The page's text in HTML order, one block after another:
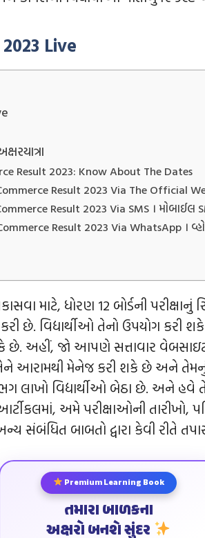
Live
Result 2023: Know About The Dates
Result 2023 Via The Official
Result 2023 Via SMS । મોબાઈલ
Result 2023 Via WhatsApp ।
માટે, ધોરણ 12 બોર્ડની પરીક્ષાનું
છે. વિદ્યાર્થીઓ તેનો ઉપયોગ કરી
છે. અહીં, જો આપણે સત્તાવાર
તેને આરામથી મેનેજ કરી શકે છે અને
લાખો વિદ્યાર્થીઓ બેઠા છે. અને હવે
અમે પરીક્ષાઓની તારીખો,
સંબંધિત બાબતો દ્વારા કેવી રીતે
Premium Learning Book
તમારા બાળકના
અક્ષરો બનશે સુંદર